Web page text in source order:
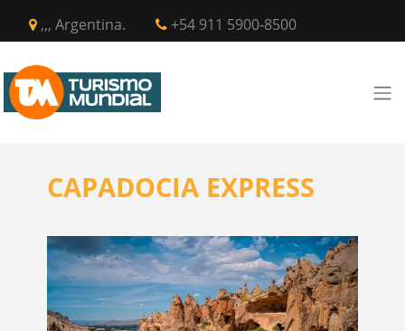
,,, Argentina. +54 911 5900-8500
CAPADOCIA EXPRESS